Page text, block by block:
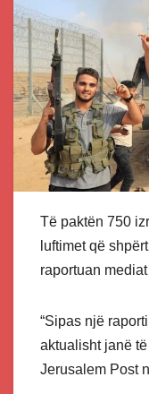
Të paktën 750
luftimet që
raportuan
“Sipas një
aktualisht janë
Jerusalem Post